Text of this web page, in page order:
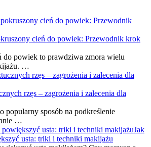
cień do powiek: Przewodnik krok
do powiek to prawdziwa zmora wielu
…
rzęs – zagrożenia i zalecenia dla
popularny sposób na podkreślenie
…
Jak
usta: triki i techniki makijażu